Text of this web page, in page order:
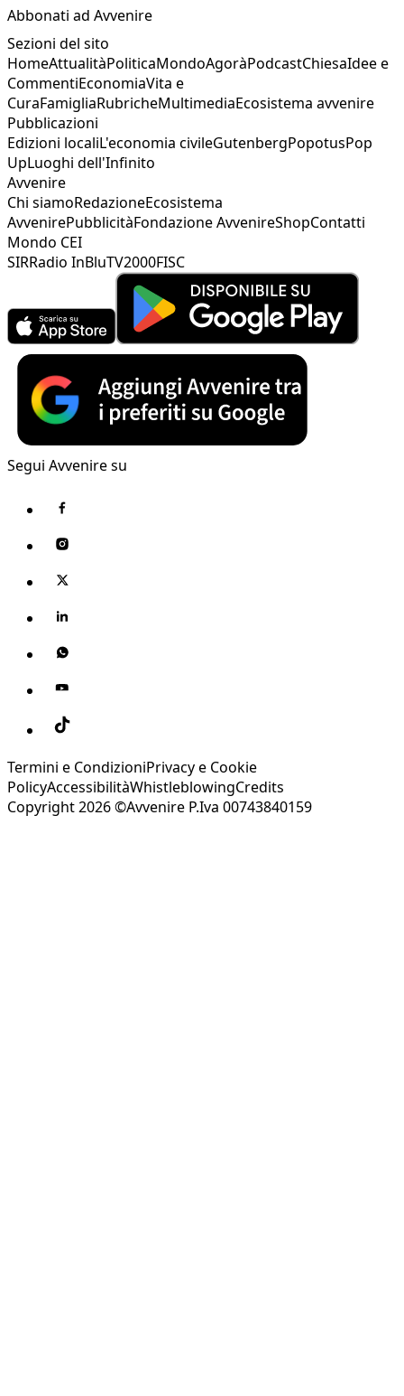
Abbonati ad Avvenire
Sezioni del sito
HomeAttualitàPoliticaMondoAgoràPodcastChiesaIdee e
CommentiEconomiaVita e
CuraFamigliaRubricheMultimediaEcosistema avvenire
Pubblicazioni
Edizioni localiL'economia civileGutenbergPopotusPop
UpLuoghi dell'Infinito
Avvenire
Chi siamoRedazioneEcosistema
AvvenirePubblicitàFondazione AvvenireShopContatti
Mondo CEI
SIRRadio InBluTV2000FISC
Segui Avvenire su
Termini e CondizioniPrivacy e Cookie
PolicyAccessibilitàWhistleblowingCredits
Copyright 2026 ©Avvenire P.Iva 00743840159